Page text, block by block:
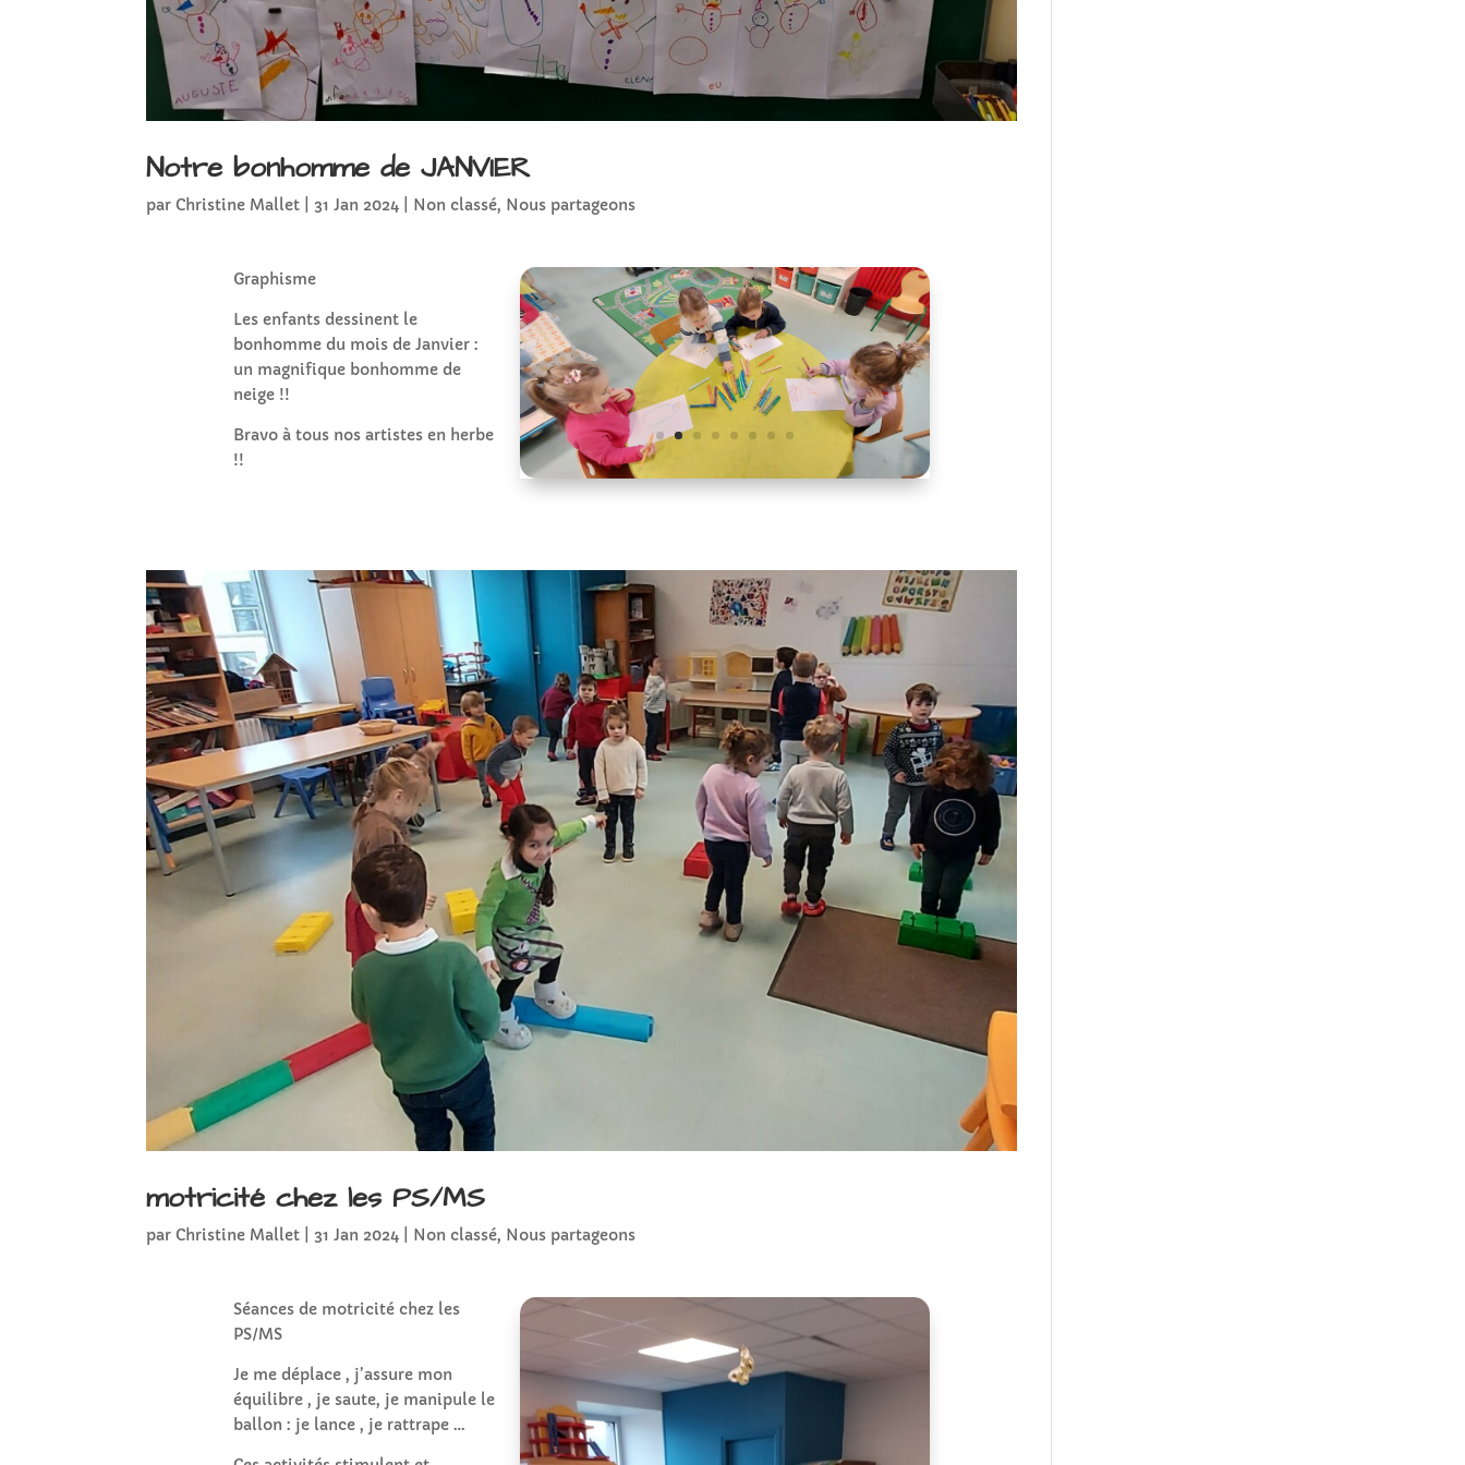
Notre bonhomme de JANVIER
parChristine Mallet 31 Jan 2024 Non classé, Nous partageons
Graphisme
Les enfants dessinent le
bonhomme du mois de Janvier :
un magnifique bonhomme de
neige !!
Bravo à tous nos artistes en herbe
!!
motricité chez les PS/MS
parChristine Mallet 31 Jan 2024 Non classé, Nous partageons
Séances de motricité chez les
PS/MS
Je me déplace , j’assure mon
équilibre , je saute, je manipule le
ballon : je lance , je rattrape …